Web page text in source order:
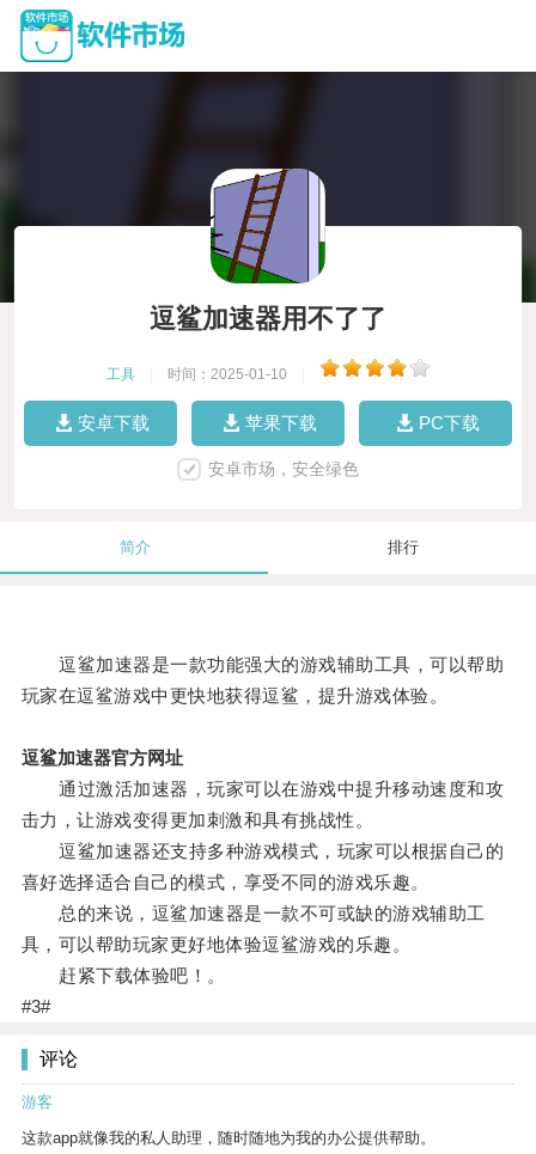
逗鲨加速器用不了了
工具 时间：2025-01-10
安卓下载 苹果下载 PC下载
安卓市场，安全绿色
简介 排行
逗鲨加速器是一款功能强大的游戏辅助工具，可以帮助
玩家在逗鲨游戏中更快地获得逗鲨，提升游戏体验。
逗鲨加速器官方网址
通过激活加速器，玩家可以在游戏中提升移动速度和攻
击力，让游戏变得更加刺激和具有挑战性。
逗鲨加速器还支持多种游戏模式，玩家可以根据自己的
喜好选择适合自己的模式，享受不同的游戏乐趣。
总的来说，逗鲨加速器是一款不可或缺的游戏辅助工
具，可以帮助玩家更好地体验逗鲨游戏的乐趣。
赶紧下载体验吧！。
#3#
评论
游客
这款app就像我的私人助理，随时随地为我的办公提供帮助。